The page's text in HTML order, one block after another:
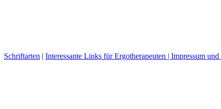
Schriftarten | Interessante Links für Ergotherapeuten | Impressum